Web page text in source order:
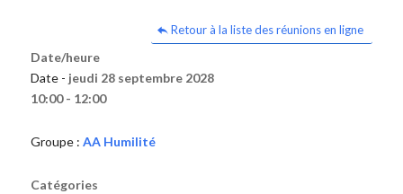
Retour à la liste des réunions en ligne
Date/heure
Date - jeudi 28 septembre 2028
10:00 - 12:00
Groupe : AA Humilité
Catégories